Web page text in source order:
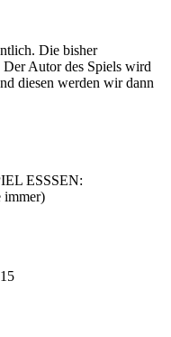
Die bisher
Autor des Spiels wird
diesen werden wir dann
ESSSEN:
immer)